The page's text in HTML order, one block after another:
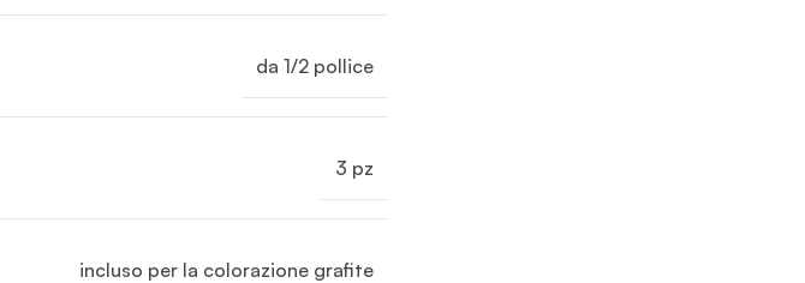
da 1/2 pollice
3 pz
incluso per la colorazione grafite